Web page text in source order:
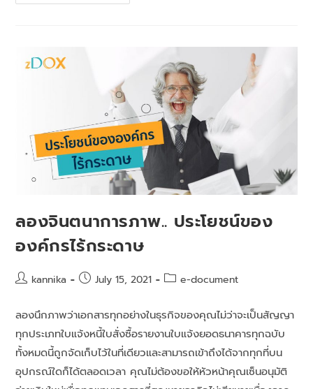
ลองจินตนาการภาพ.. ประโยชน์ของ
องค์กรไร้กระดาษ
kannika July 15, 2021 e-document
ลองนึกภาพว่าเอกสารทุกอย่างในธุรกิจของคุณไม่ว่าจะเป็นสัญญา
ทุกประเภทใบแจ้งหนี้ใบสั่งซื้อรายงานใบแจ้งยอดธนาคารทุกฉบับ
ทั้งหมดนี้ถูกจัดเก็บไว้ในที่เดียวและสามารถเข้าถึงได้จากทุกที่บน
อุปกรณ์ใดก็ได้ตลอดเวลา คุณไม่ต้องขอให้หัวหน้าคุณเซ็นอนุมัติ